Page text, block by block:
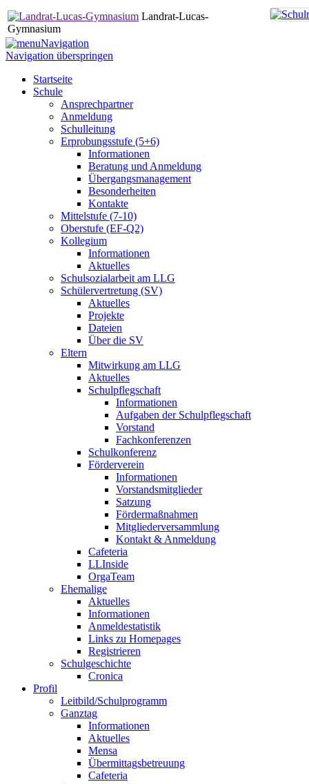
Landrat-Lucas-
Gymnasium
Navigation
Navigation überspringen
Startseite
Schule
Ansprechpartner
Anmeldung
Schulleitung
Erprobungsstufe (5+6)
Informationen
Beratung und Anmeldung
Übergangsmanagement
Besonderheiten
Kontakte
Mittelstufe (7-10)
Oberstufe (EF-Q2)
Kollegium
Informationen
Aktuelles
Schulsozialarbeit am LLG
Schülervertretung (SV)
Aktuelles
Projekte
Dateien
Über die SV
Eltern
Mitwirkung am LLG
Aktuelles
Schulpflegschaft
Informationen
Aufgaben der Schulpflegschaft
Vorstand
Fachkonferenzen
Schulkonferenz
Förderverein
Informationen
Vorstandsmitglieder
Satzung
Fördermaßnahmen
Mitgliederversammlung
Kontakt & Anmeldung
Cafeteria
LLInside
OrgaTeam
Ehemalige
Aktuelles
Informationen
Anmeldestatistik
Links zu Homepages
Registrieren
Schulgeschichte
Cronica
Profil
Leitbild/Schulprogramm
Ganztag
Informationen
Aktuelles
Mensa
Übermittagsbetreuung
Cafeteria